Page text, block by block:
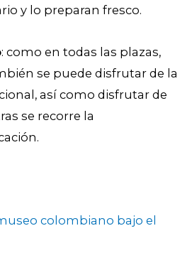
y lo preparan fresco.
: como en todas las plazas,
se puede disfrutar de la
así como disfrutar de
se recorre la
colombiano bajo el